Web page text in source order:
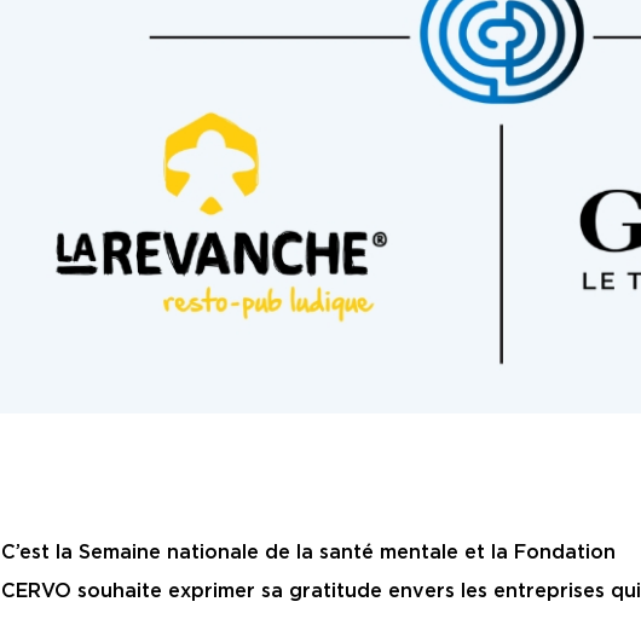
C’est la Semaine nationale de la santé mentale et la Fondation
CERVO souhaite exprimer sa gratitude envers les entreprises qui